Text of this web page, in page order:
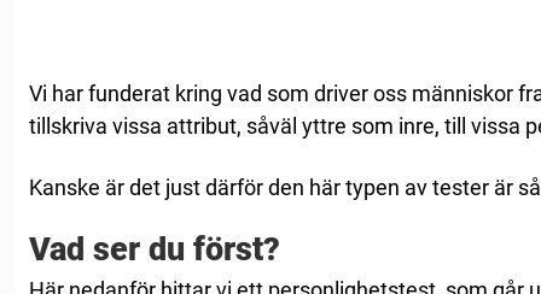
Vi har funderat kring vad som driver oss människor
tillskriva vissa attribut, såväl yttre som inre, till vissa
Kanske är det just därför den här typen av tester är
Vad ser du först?